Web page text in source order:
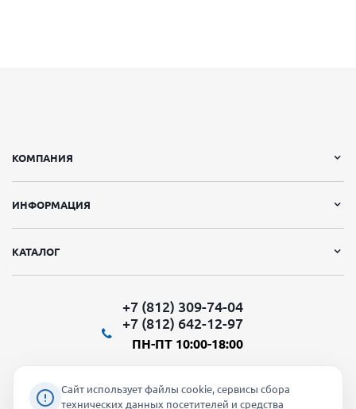
КОМПАНИЯ
ИНФОРМАЦИЯ
КАТАЛОГ
+7 (812) 309-74-04
+7 (812) 642-12-97
ПН-ПТ 10:00-18:00
Сайт использует файлы cookie, сервисы сбора
технических данных посетителей и средства